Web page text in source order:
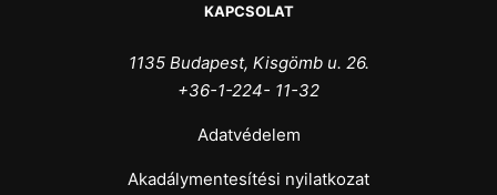
KAPCSOLAT
1135 Budapest, Kisgömb u. 26.
+36-1-224- 11-32
Adatvédelem
Akadálymentesítési nyilatkozat